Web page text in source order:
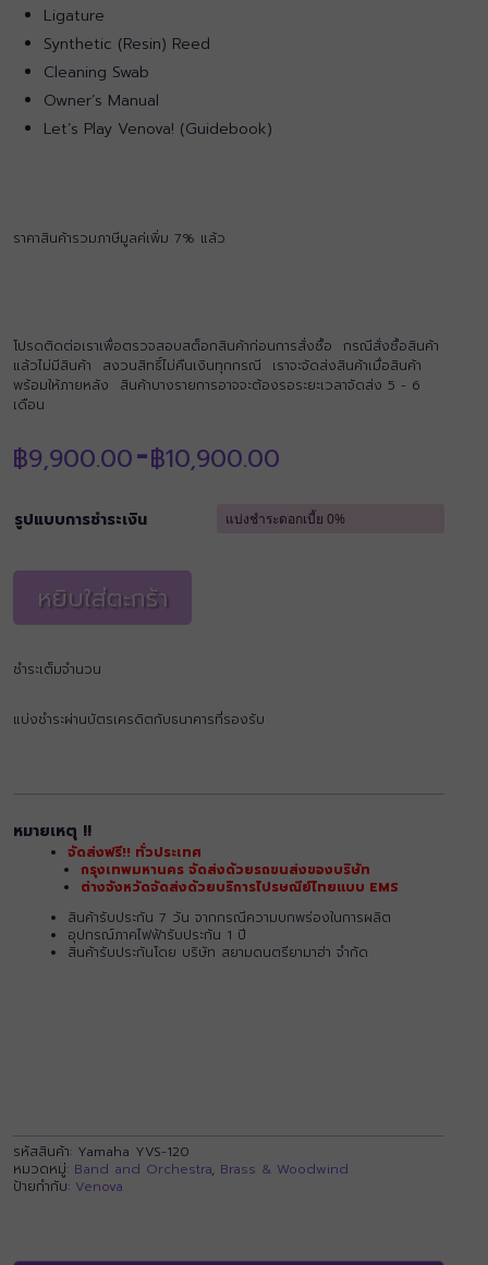
Ligature
Synthetic (Resin) Reed
Cleaning Swab
Owner’s Manual
Let’s Play Venova! (Guidebook)
ราคาสินค้ารวมภาษีมูลค่เพิ่ม 7% แล้ว
โปรดติดต่อเราเพื่อตรวจสอบสต็อกสินค้าก่อนการสั่งซื้อ กรณีสั่งซื้อสินค้า
แล้วไม่มีสินค้า สงวนสิทธิ์ไม่คืนเงินทุกกรณี เราจะจัดส่งสินค้าเมื่อสินค้า
พร้อมให้ภายหลัง สินค้าบางรายการอาจจะต้องรอระยะเวลาจัดส่ง 5 - 6
เดือน
฿9,900.00–฿10,900.00
through
รูปแบบการชำระเงิน
หยิบใส่ตะกร้า
ชำระเต็มจำนวน
แบ่งชำระผ่านบัตรเครดิตกับธนาคารที่รองรับ
หมายเหตุ !!
จัดส่งฟรี!! ทั่วประเทศ
กรุงเทพมหานคร จัดส่งด้วยรถขนส่งของบริษัท
ต่างจังหวัดจัดส่งด้วยบริการไปรษณีย์ไทยแบบ EMS
สินค้ารับประกัน 7 วัน จากกรณีความบกพร่องในการผลิต
อุปกรณ์ภาคไฟฟ้ารับประกัน 1 ปี
สินค้ารับประกันโดย บริษัท สยามดนตรียามาฮ่า จำกัด
รหัสสินค้า: Yamaha YVS-120
หมวดหมู่: Band and Orchestra, Brass & Woodwind
ป้ายกำกับ: Venova